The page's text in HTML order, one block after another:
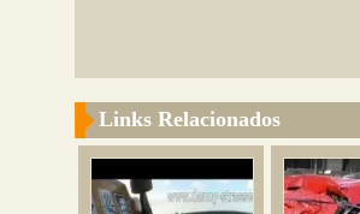
Links Relacionados